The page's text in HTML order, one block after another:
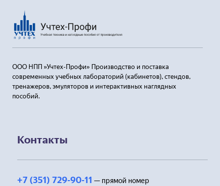
ООО НПП »Учтех-Профи» Производство и поставка
современных учебных лабораторий (кабинетов), стендов,
тренажеров, эмуляторов и интерактивных наглядных
пособий.
Контакты
+7 (351) 729-90-11 — прямой номер